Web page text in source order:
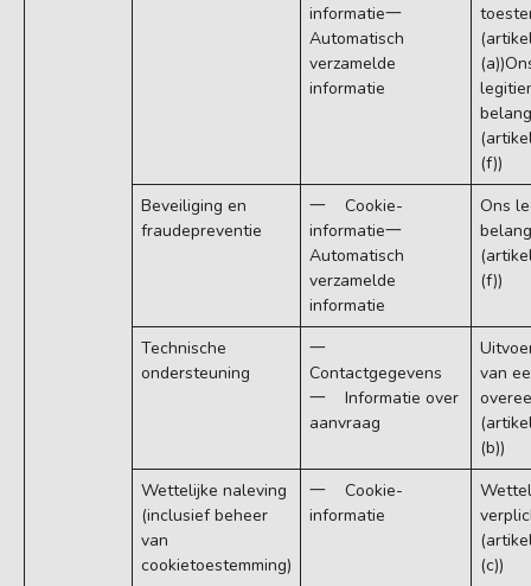
informatie一
Automatisch
verzamelde
informatie
belang
(f))
Beveiliging en
fraudepreventie
一 Cookie-
informatie一
Automatisch
verzamelde
informatie
Ons
belang
(f))
Technische
ondersteuning
一
Contactgegevens
一 Informatie over
aanvraag
van
(b))
Wettelijke naleving
(inclusief beheer
van
cookietoestemming)
一 Cookie-
informatie
(c))